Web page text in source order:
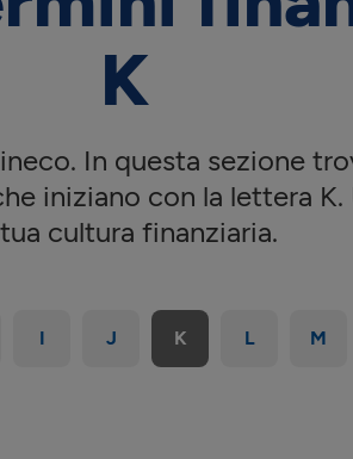
K
In questa sezione
iniziano con la lettera K.
cultura finanziaria.
I J K L M